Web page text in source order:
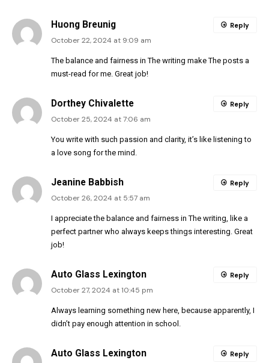
Huong Breunig
October 22, 2024 at 9:09 am
The balance and fairness in The writing make The posts a
must-read for me. Great job!
Reply
Dorthey Chivalette
October 25, 2024 at 7:06 am
You write with such passion and clarity, it’s like listening to
a love song for the mind.
Reply
Jeanine Babbish
October 26, 2024 at 5:57 am
I appreciate the balance and fairness in The writing, like a
perfect partner who always keeps things interesting. Great
job!
Reply
Auto Glass Lexington
October 27, 2024 at 10:45 pm
Always learning something new here, because apparently, I
didn’t pay enough attention in school.
Reply
Auto Glass Lexington Reply